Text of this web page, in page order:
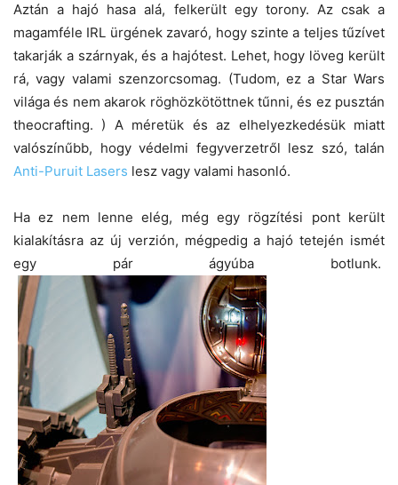
Aztán a hajó hasa alá, felkerült egy torony. Az csak a
magamféle IRL ürgének zavaró, hogy szinte a teljes tűzívet
takarják a szárnyak, és a hajótest. Lehet, hogy löveg került
rá, vagy valami szenzorcsomag. (Tudom, ez a Star Wars
világa és nem akarok röghözkötöttnek tűnni, és ez pusztán
theocrafting. ) A méretük és az elhelyezkedésük miatt
valószínűbb, hogy védelmi fegyverzetről lesz szó, talán
Anti-Puruit Lasers lesz vagy valami hasonló.
Ha ez nem lenne elég, még egy rögzítési pont került
kialakításra az új verzión, mégpedig a hajó tetején ismét
egy pár ágyúba botlunk.